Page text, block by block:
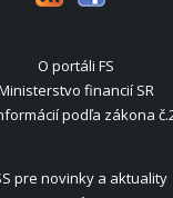
O portáli FS
financií SR
podľa zákona
pre novinky a aktuality